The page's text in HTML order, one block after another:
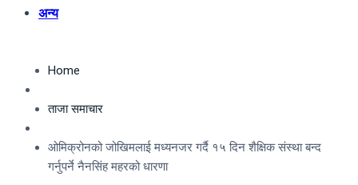
अन्य
Home
ताजा समाचार
ओमिक्रोनको जोखिमलाई मध्यनजर गर्दै १५ दिन शैक्षिक संस्था बन्द
गर्नुपर्ने नैनसिंह महरको धारणा